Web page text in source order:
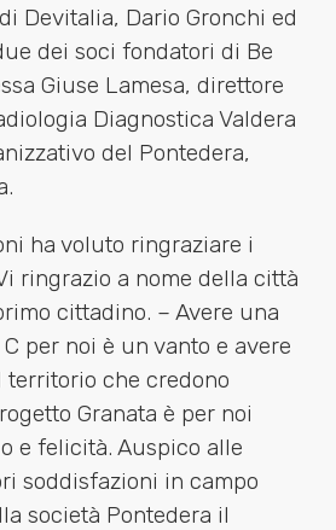
Devitalia, Dario Gronchi ed
dei soci fondatori di Be
Giuse Lamesa, direttore
Diagnostica Valdera
del Pontedera,
ha voluto ringraziare i
ringrazio a nome della città
cittadino. – Avere una
per noi è un vanto e avere
territorio che credono
Granata è per noi
e felicità. Auspico alle
soddisfazioni in campo
società Pontedera il